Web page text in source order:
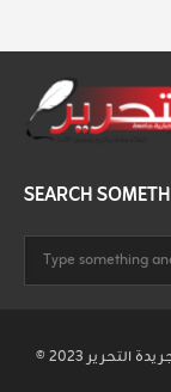
SEARCH